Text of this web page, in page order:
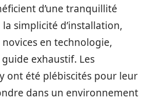
d’une tranquillité
la simplicité d’installation,
en technologie,
exhaustif. Les
ont été plébiscités pour leur
dans un environnement